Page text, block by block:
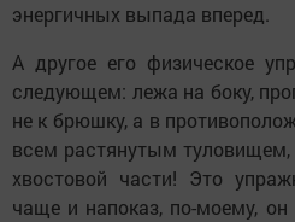
энергичных выпада вперед.
А другое его физическое
следующем: лежа на боку,
не к брюшку, а в
всем растянутым туловищем,
хвостовой части! Это
чаще и напоказ, по-моему,